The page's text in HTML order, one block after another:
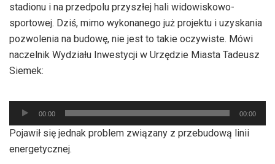
stadionu i na przedpolu przyszłej hali widowiskowo-
sportowej. Dziś, mimo wykonanego już projektu i uzyskania
pozwolenia na budowę, nie jest to takie oczywiste. Mówi
naczelnik Wydziału Inwestycji w Urzędzie Miasta Tadeusz
Siemek:
Odtwarzacz
plików
dźwiękowych
00:00 00:00
Pojawił się jednak problem związany z przebudową linii
energetycznej.